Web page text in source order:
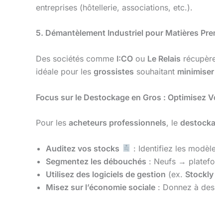
entreprises (hôtellerie, associations, etc.).
5. Démantèlement Industriel pour Matières
Des sociétés comme I:CO ou Le Relais
idéale pour les grossistes souhaitant
Focus sur le Destockage en Gros : Optimisez
Pour les acheteurs professionnels, le
Auditez vos stocks
: Identifiez les
Segmentez les débouchés : Neufs →
Utilisez des logiciels de gestion (ex. Stockly
Misez sur l’économie sociale : Donnez à